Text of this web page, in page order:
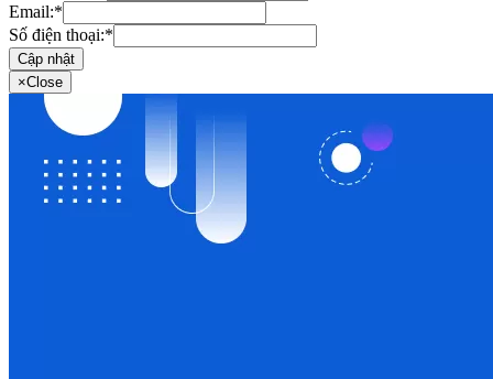
Email:*
Số điện thoại:*
Cập nhật
×Close